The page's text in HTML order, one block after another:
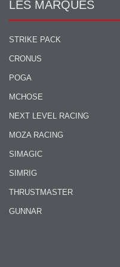
LES MARQUES
STRIKE PACK
CRONUS
POGA
MCHOSE
NEXT LEVEL RACING
MOZA RACING
SIMAGIC
SIMRIG
THRUSTMASTER
GUNNAR